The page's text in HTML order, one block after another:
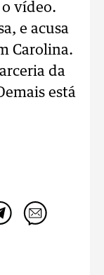
o vídeo.
e acusa
Carolina.
da
está